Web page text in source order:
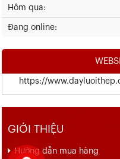
Hôm qua:
Đang online:
https://
GIỚI THIỆU
Hướng dẫn mua hàng